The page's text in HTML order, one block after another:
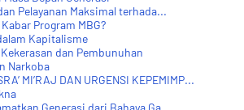
Pelayanan Maksimal terhada...
Program MBG?
Kapitalisme
dan Pembunuhan
Narkoba
MI’RAJ DAN URGENSI KEPEMIMP...
Generasi dari Bahaya Ga...